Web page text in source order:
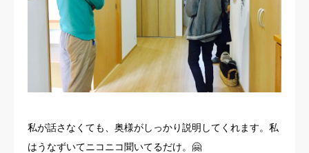
私が話さなくても、奥様がしっかり説明してくれます。私
はうなずいてニコニコ聞いてるだけ。🤗